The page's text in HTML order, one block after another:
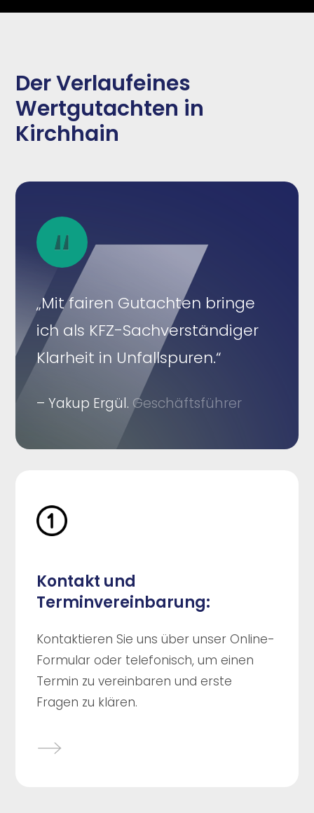
Der Verlaufeines
Wertgutachten in
Kirchhain
„Mit fairen Gutachten bringe
ich als KFZ-Sachverständiger
Klarheit in Unfallspuren.“
– Yakup Ergül. Geschäftsführer
Kontakt und
Terminvereinbarung:
Kontaktieren Sie uns über unser Online-
Formular oder telefonisch, um einen
Termin zu vereinbaren und erste
Fragen zu klären.